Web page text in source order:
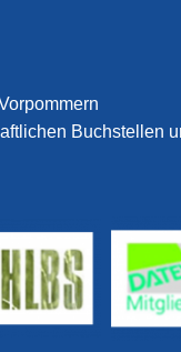
Buchstellen